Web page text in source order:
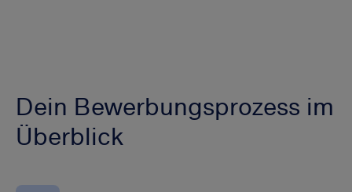
Dein Bewerbungsprozess im
Überblick